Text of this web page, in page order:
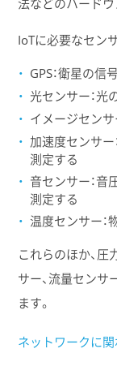
IoTに必要なセン
GPS：衛星の
光センサー：光
イメージセン
加速度センサ
測定する
音センサー：音
測定する
温度センサー：
これらのほか、圧
サー、流量セン
ます。
ネットワークに